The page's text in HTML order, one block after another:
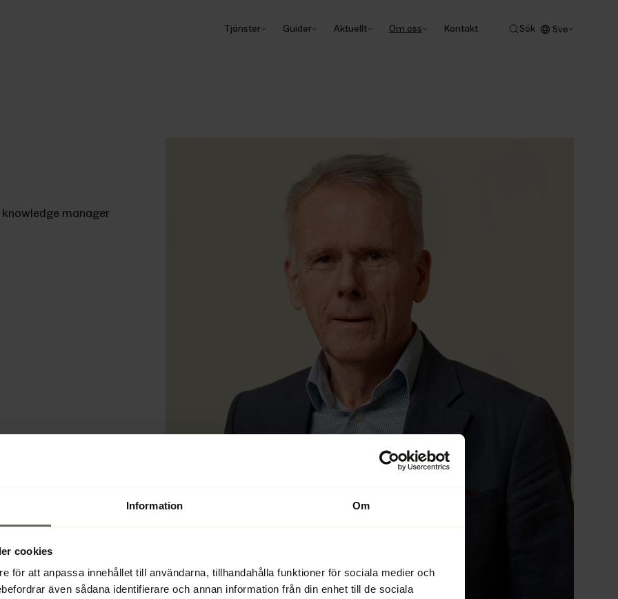
Information Om
cookies
för att anpassa innehållet till användarna, tillhandahålla funktioner för sociala medier och
även sådana identifierare och annan information från din enhet till de sociala
Tjänster Guider Aktuellt Om oss Kontakt Sök Sve
manager